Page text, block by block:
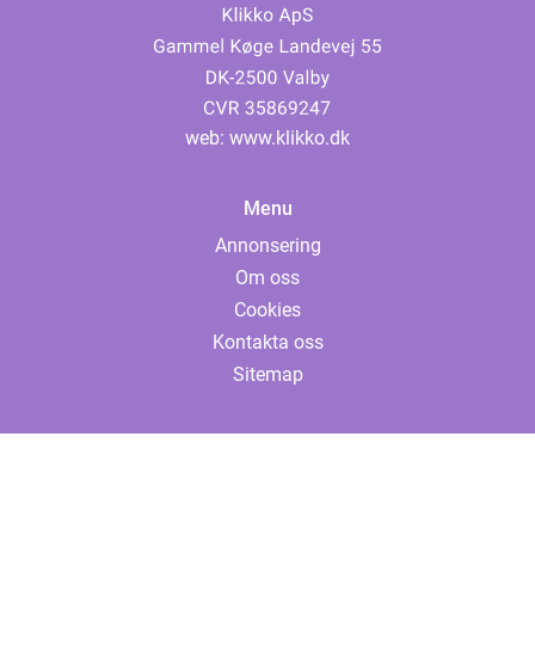
web: www.klikko.dk
Menu
Annonsering
Om oss
Cookies
Kontakta oss
Sitemap